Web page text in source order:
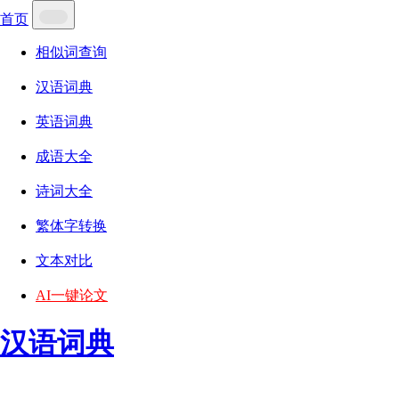
首页
相似词查询
汉语词典
英语词典
成语大全
诗词大全
繁体字转换
文本对比
AI一键论文
汉语词典